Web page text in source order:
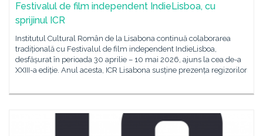
Festivalul de film independent IndieLisboa, cu
sprijinul ICR
Institutul Cultural Român de la Lisabona continuă colaborarea
tradițională cu Festivalul de film independent IndieLisboa,
desfășurat în perioada 30 aprilie – 10 mai 2026, ajuns la cea de-a
XXIII-a ediție. Anul acesta, ICR Lisabona susține prezența regizorilor